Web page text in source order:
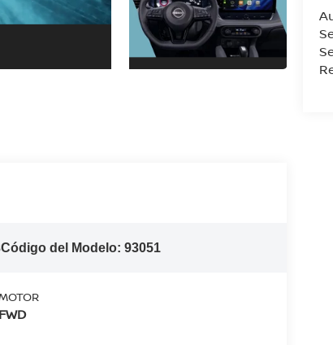
Código del Modelo:93051
FWD